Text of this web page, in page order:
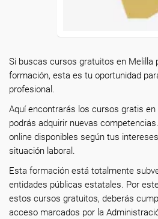
Si buscas cursos gratuitos en Melilla
formación, esta es tu oportunidad
profesional.
Aquí encontrarás los cursos gratis
podrás adquirir nuevas
online disponibles según tus
situación laboral.
Esta formación está totalmente
entidades públicas estatales. Por
estos cursos gratuitos, deberás
acceso marcados por la